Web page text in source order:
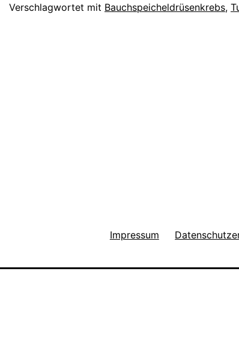
Verschlagwortet mit Bauchspeicheldrüsenkrebs,
Impressum